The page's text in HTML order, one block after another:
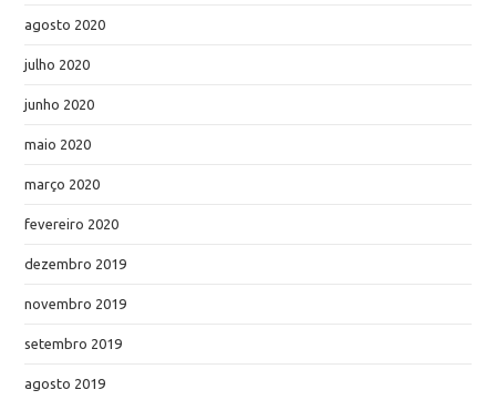
agosto 2020
julho 2020
junho 2020
maio 2020
março 2020
fevereiro 2020
dezembro 2019
novembro 2019
setembro 2019
agosto 2019